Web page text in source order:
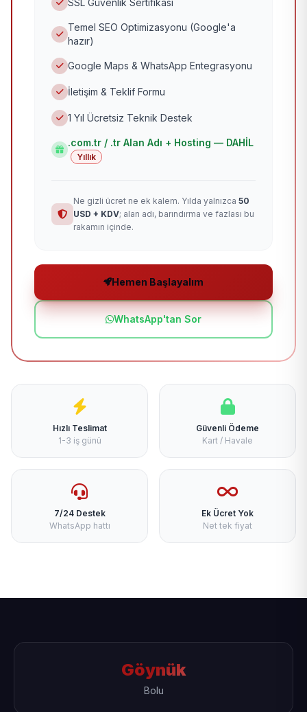
SSL Güvenlik Sertifikası
Temel SEO Optimizasyonu (Google'a
hazır)
Google Maps & WhatsApp Entegrasyonu
İletişim & Teklif Formu
1 Yıl Ücretsiz Teknik Destek
.com.tr / .tr Alan Adı + Hosting — DAHİL
Yıllık
Ne gizli ücret ne ek kalem. Yılda yalnızca 50
USD + KDV; alan adı, barındırma ve fazlası bu
rakamın içinde.
Hemen Başlayalım
WhatsApp'tan Sor
Hızlı Teslimat
1-3 iş günü
Güvenli Ödeme
Kart / Havale
7/24 Destek
WhatsApp hattı
Ek Ücret Yok
Net tek fiyat
Göynük
Bolu